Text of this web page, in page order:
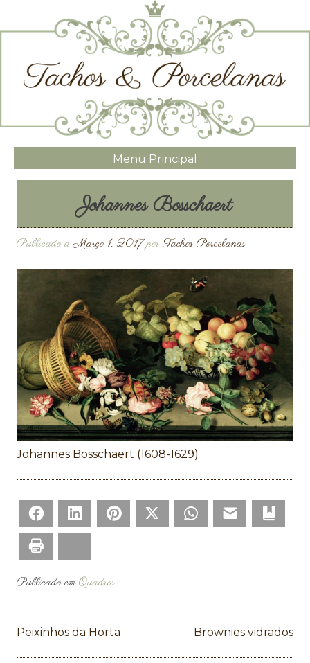
Menu Principal
Johannes Bosschaert
Publicado aMarço 1, 2017por Tachos Porcelanas
Johannes Bosschaert (1608-1629)
Facebook LinkedIn Pinterest Twitter WhatsApp
Publicado emQuadros
Navegação
Peixinhos da Horta Brownies vidrados